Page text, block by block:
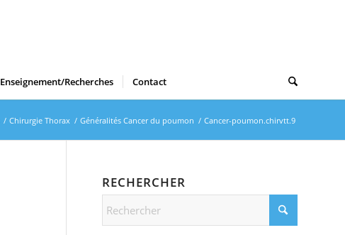
Enseignement/Recherches Contact
/ Chirurgie Thorax / Généralités Cancer du poumon / Cancer-poumon.chirvtt.9
RECHERCHER